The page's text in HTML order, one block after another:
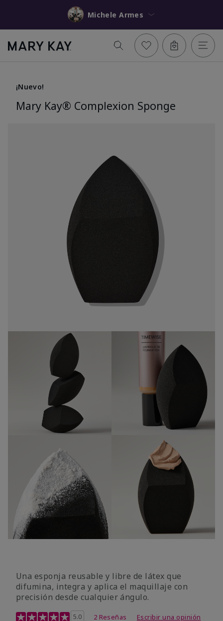
Michele Armes
¡Nuevo!
Mary Kay® Complexion Sponge
Una esponja reusable y libre de látex que
difumina, integra y aplica el maquillaje con
precisión desde cualquier ángulo.
Calificación de clientes de 5 de 5
5.0 2 Reseñas Escribir una opinión